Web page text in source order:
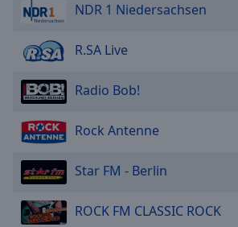
NDR 1 Niedersachsen
R.SA Live
Radio Bob!
Rock Antenne
Star FM - Berlin
ROCK FM CLASSIC ROCK